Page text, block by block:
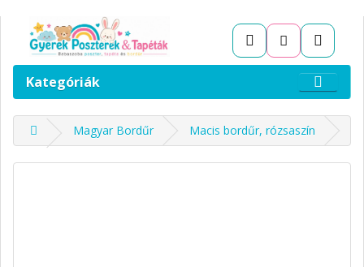
Kategóriák
Magyar Bordűr Macis bordűr, rózsaszín